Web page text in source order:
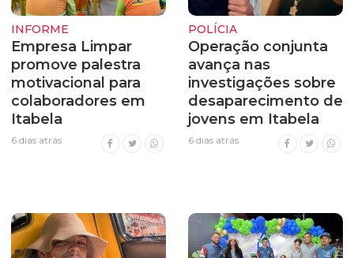
INFORME
Empresa Limpar
promove palestra
motivacional para
colaboradores em
Itabela
6 dias atrás
POLÍCIA
Operação conjunta
avança nas
investigações sobre
desaparecimento de
jovens em Itabela
6 dias atrás